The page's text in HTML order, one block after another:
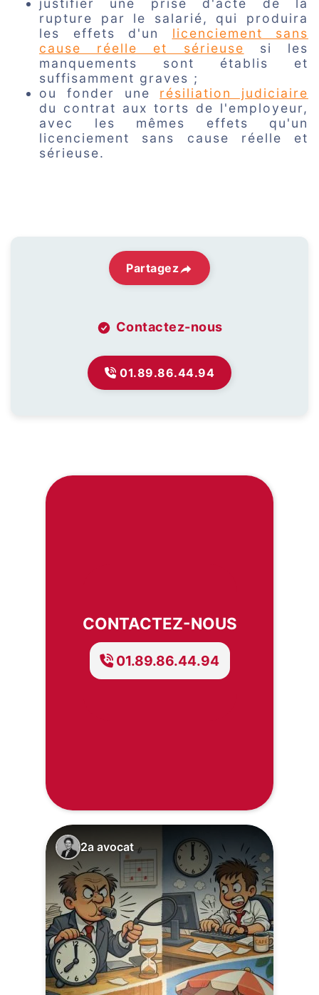
rupture par le salarié, qui produira
les effets d'un licenciement sans
cause réelle et sérieuse si les
manquements sont établis et
suffisamment graves ;
ou fonder une résiliation judiciaire
du contrat aux torts de l'employeur,
avec les mêmes effets qu'un
licenciement sans cause réelle et
sérieuse.
Partagez
Contactez-nous
01.89.86.44.94
CONTACTEZ-NOUS
01.89.86.44.94
2a avocat